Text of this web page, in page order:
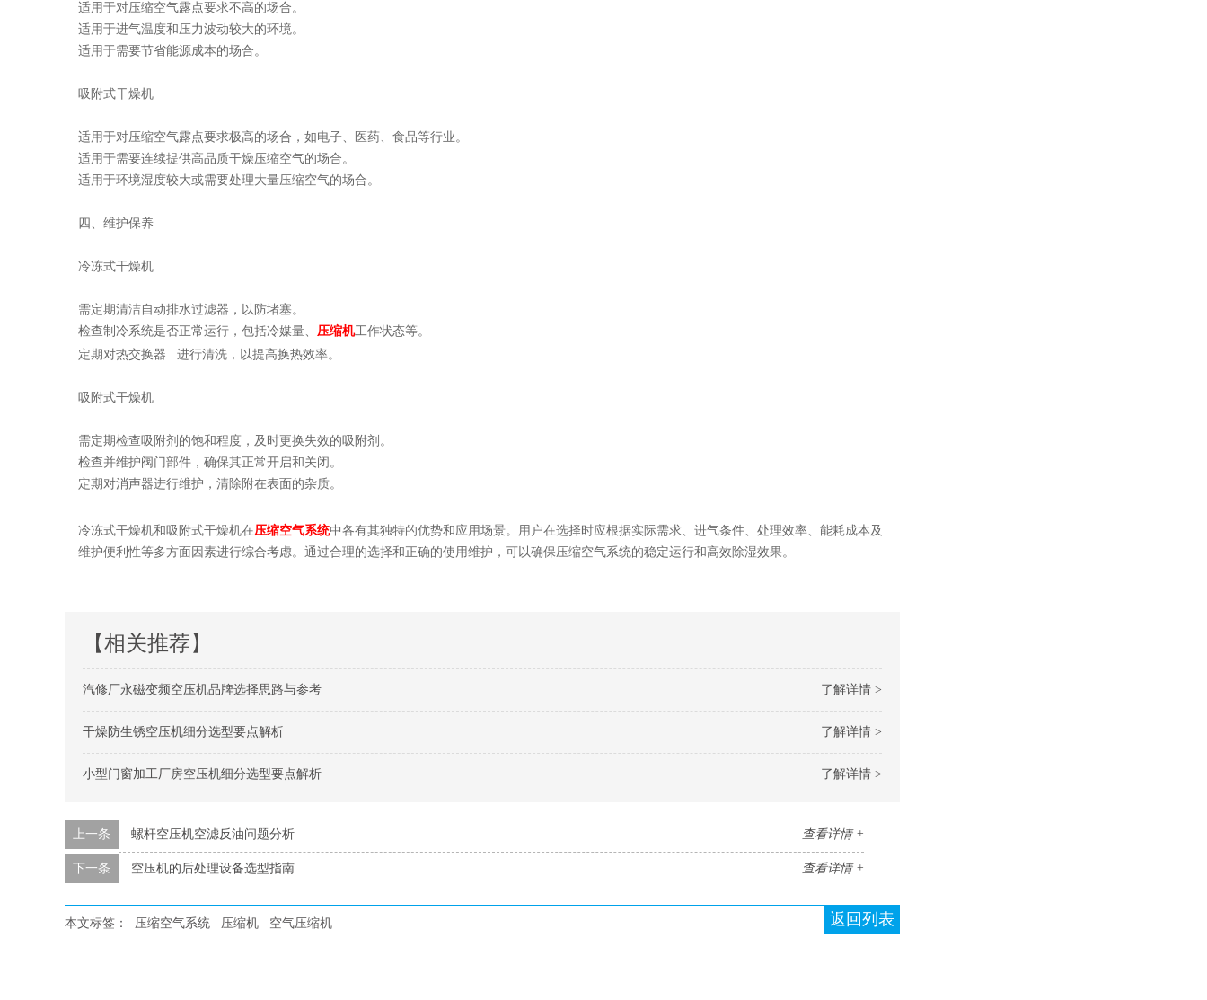
适用于对压缩空气露点要求不高的场合。
适用于进气温度和压力波动较大的环境。
适用于需要节省能源成本的场合。
吸附式干燥机
适用于对压缩空气露点要求极高的场合，如电子、医药、食品等行业。
适用于需要连续提供高品质干燥压缩空气的场合。
适用于环境湿度较大或需要处理大量压缩空气的场合。
四、维护保养
冷冻式干燥机
需定期清洁自动排水过滤器，以防堵塞。
检查制冷系统是否正常运行，包括冷媒量、 压缩机工作状态等。
定期对热交换器
进行清洗，以提高换热效率。
吸附式干燥机
需定期检查吸附剂的饱和程度，及时更换失效的吸附剂。
检查并维护阀门部件，确保其正常开启和关闭。
定期对消声器进行维护，清除附在表面的杂质。
冷冻式干燥机和吸附式干燥机在压缩空气系统中各有其独特的优势和应用场景。用户在选择时应根据实际需求、进气条件、处理效率、能耗成本及
维护便利性等多方面因素进行综合考虑。通过合理的选择和正确的使用维护，可以确保压缩空气系统的稳定运行和高效除湿效果。
【相关推荐】
了解详情 >
汽修厂永磁变频空压机品牌选择思路与参考
了解详情 >
干燥防生锈空压机细分选型要点解析
了解详情 >
小型门窗加工厂房空压机细分选型要点解析
查看详情 +
上一条 螺杆空压机空滤反油问题分析
查看详情 +
下一条 空压机的后处理设备选型指南
返回列表
本文标签： 压缩空气系统 压缩机 空气压缩机